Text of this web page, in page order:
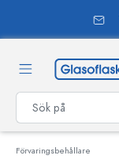
Förvaringsbehållare